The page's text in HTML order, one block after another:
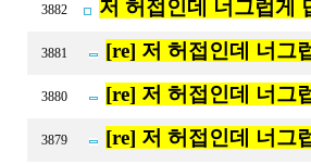
3882 저 허접인데 너그럽게
3881 [re] 저 허접인데 너그
3880 [re] 저 허접인데 너그
3879 [re] 저 허접인데 너그